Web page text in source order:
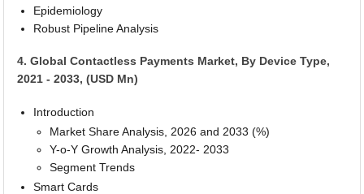
Epidemiology
Robust Pipeline Analysis
4. Global Contactless Payments Market, By Device Type,
2021 - 2033, (USD Mn)
Introduction
Market Share Analysis, 2026 and 2033 (%)
Y-o-Y Growth Analysis, 2022- 2033
Segment Trends
Smart Cards